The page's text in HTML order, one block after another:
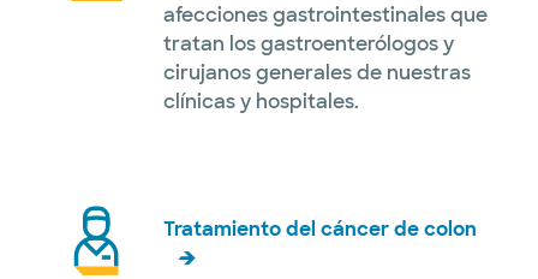
afecciones gastrointestinales que
tratan los gastroenterólogos y
cirujanos generales de nuestras
clínicas y hospitales.
Tratamiento del cáncer de colon